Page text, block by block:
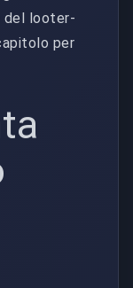
del looter-
per